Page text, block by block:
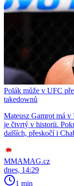
Polák může v UFC
takedownů
Mateusz Gamrot má
je čtvrtý v historii.
dalších, přeskočí i
MMAMAG.cz
dnes, 14:29
1 min